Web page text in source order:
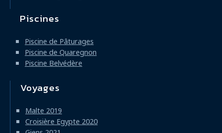
Piscines
Piscine de Pâturages
Piscine de Quaregnon
Piscine Belvédère
Voyages
Malte 2019
Croisière Egypte 2020